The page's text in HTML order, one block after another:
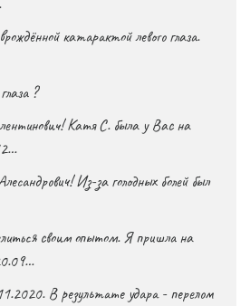
катарактой левого глаза.
?
Катя С. была у Вас на
Из-за голодных болей был
своим опытом. Я пришла на
В результате удара - перелом